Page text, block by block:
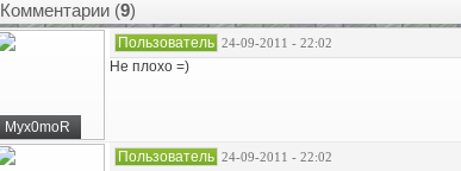
Комментарии (9)
Myx0moR
Пользователь 24-09-2011 - 22:02
Не плохо =)
Пользователь 24-09-2011 - 22:02